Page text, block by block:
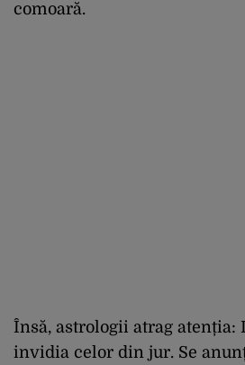
comoară.
Însă, astrologii atrag atenția:
invidia celor din jur. Se